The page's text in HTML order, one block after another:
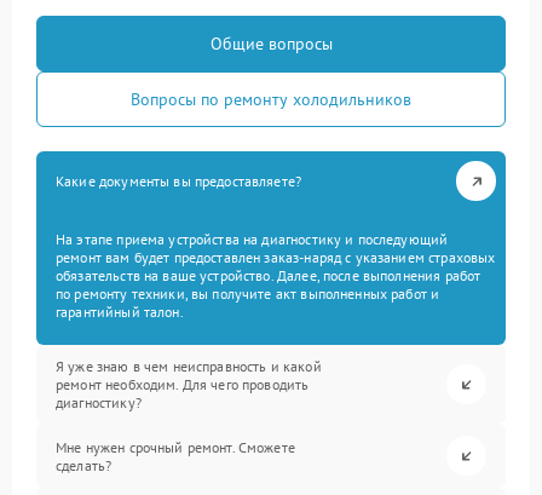
Общие вопросы
Вопросы по ремонту холодильников
Какие документы вы предоставляете?
На этапе приема устройства на диагностику и последующий
ремонт вам будет предоставлен заказ-наряд с указанием страховых
обязательств на ваше устройство. Далее, после выполнения работ
по ремонту техники, вы получите акт выполненных работ и
гарантийный талон.
Я уже знаю в чем неисправность и какой
ремонт необходим. Для чего проводить
диагностику?
Мне нужен срочный ремонт. Сможете
сделать?